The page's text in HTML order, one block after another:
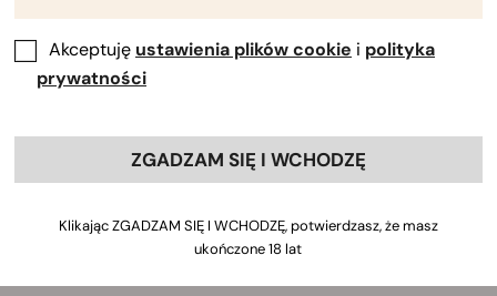
Akceptuję ustawienia plików cookie i polityka
prywatności
ZGADZAM SIĘ I WCHODZĘ
Klikając ZGADZAM SIĘ I WCHODZĘ, potwierdzasz, że masz
ukończone 18 lat